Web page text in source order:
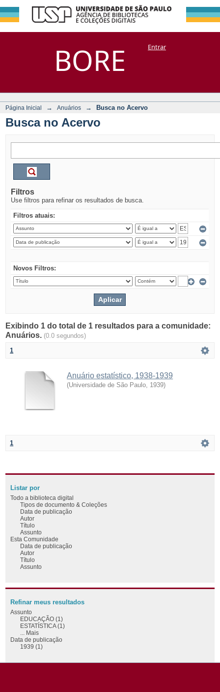
BORE
Busca no Acervo
DSpace/Manakin + CoriscoEntrar
Página Inicial → Anuários → Busca no Acervo
Busca no Acervo
Filtros
Use filtros para refinar os resultados de busca.
Filtros atuais:
Novos Filtros:
Exibindo 1 do total de 1 resultados para a comunidade:
Anuários. (0.0 segundos)
1
Anuário estatístico, 1938-1939
(Universidade de São Paulo 1939)
1
Listar por
Todo a biblioteca digital
Tipos de documento & Coleções
Data de publicação
Autor
Título
Assunto
Esta Comunidade
Data de publicação
Autor
Título
Assunto
Refinar meus resultados
Assunto
EDUCAÇÃO (1)
ESTATÍSTICA (1)
... Mais
Data de publicação
1939 (1)